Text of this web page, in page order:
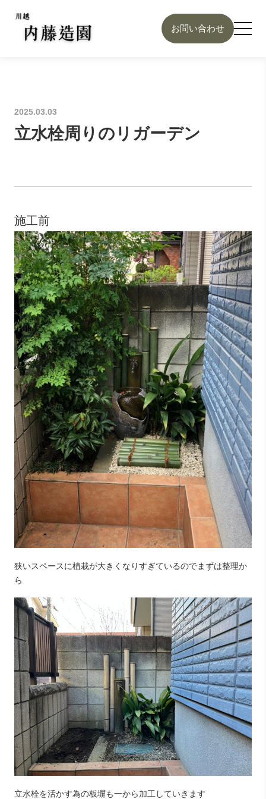
お問い合わせ
立水栓周りのリガーデン
2025.03.03
施工前
狭いスペースに植栽が大きくなりすぎているのでまずは整理か
ら
立水栓を活かす為の板塀も一から加工していきます